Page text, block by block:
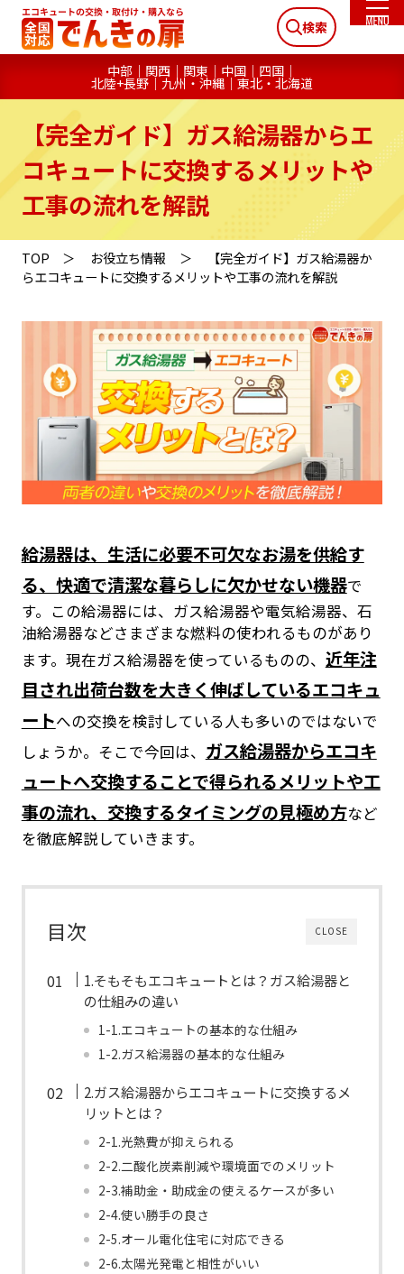
検索
中部 関西 関東 中国 四国
北陸+長野 九州・沖縄 東北・北海道
【完全ガイド】ガス給湯器からエ
コキュートに交換するメリットや
工事の流れを解説
TOP お役立ち情報
【完全ガイド】ガス給湯器か
らエコキュートに交換するメリットや工事の流れを解説
給湯器は、生活に必要不可欠なお湯を供給す
る、快適で清潔な暮らしに欠かせない機器で
す。この給湯器には、ガス給湯器や電気給湯器、石
油給湯器などさまざまな燃料の使われるものがあり
ます。現在ガス給湯器を使っているものの、 近年注
目され出荷台数を大きく伸ばしているエコキュ
ートへの交換を検討している人も多いのではないで
しょうか。そこで今回は、 ガス給湯器からエコキ
ュートへ交換することで得られるメリットや工
事の流れ、交換するタイミングの見極め方など
を徹底解説していきます。
CLOSE
目次
1.そもそもエコキュートとは？ガス給湯器と
の仕組みの違い
1-1.エコキュートの基本的な仕組み
1-2.ガス給湯器の基本的な仕組み
2.ガス給湯器からエコキュートに交換するメ
リットとは？
2-1.光熱費が抑えられる
2-2.二酸化炭素削減や環境面でのメリット
2-3.補助金・助成金の使えるケースが多い
2-4.使い勝手の良さ
2-5.オール電化住宅に対応できる
2-6.太陽光発電と相性がいい